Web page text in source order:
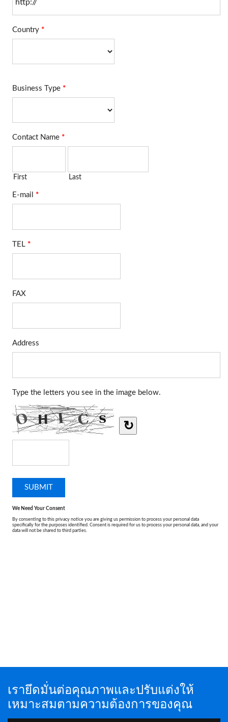
เรายึดมั่นต่อคุณภาพและปรับแต่งให้
เหมาะสมตามความต้องการของคุณ